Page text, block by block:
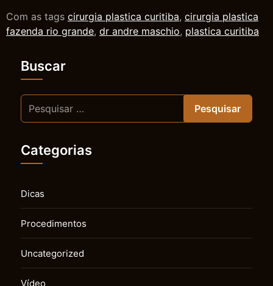
Com as tags cirurgia plastica curitiba, cirurgia plastica
fazenda rio grande, dr andre maschio, plastica curitiba
Buscar
Categorias
Dicas
Procedimentos
Uncategorized
Vídeo